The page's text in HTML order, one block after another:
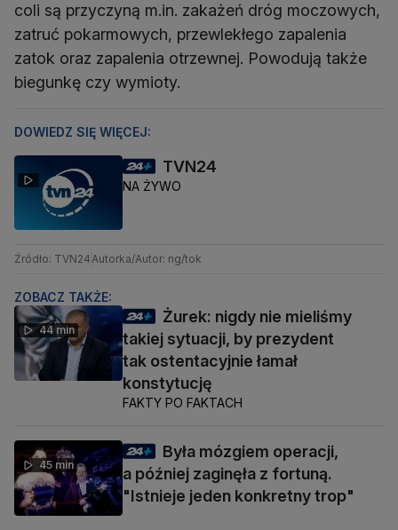
coli są przyczyną m.in. zakażeń dróg moczowych,
zatruć pokarmowych, przewlekłego zapalenia
zatok oraz zapalenia otrzewnej. Powodują także
biegunkę czy wymioty.
DOWIEDZ SIĘ WIĘCEJ:
TVN24
NA ŻYWO
Źródło: TVN24Autorka/Autor: ng/tok
ZOBACZ TAKŻE:
44 min
Żurek: nigdy nie mieliśmy
takiej sytuacji, by prezydent
tak ostentacyjnie łamał
konstytucję
FAKTY PO FAKTACH
45 min
Była mózgiem operacji,
a później zaginęła z fortuną.
"Istnieje jeden konkretny trop"